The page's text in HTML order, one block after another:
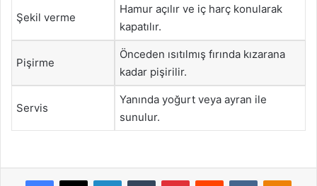
Şekil verme
Hamur açılır ve iç harç konularak
kapatılır.
Pişirme
Önceden ısıtılmış fırında kızarana
kadar pişirilir.
Servis
Yanında yoğurt veya ayran ile
sunulur.
Facebook
X LinkedInTumblr PinterestReddit VKontakte